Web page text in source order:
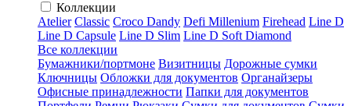
Коллекции
Atelier Classic Croco Dandy Defi Millenium Firehead Line D
Line D Capsule Line D Slim Line D Soft Diamond
Все коллекции
Бумажники/портмоне Визитницы Дорожные сумки
Ключницы Обложки для документов Органайзеры
Офисные принадлежности Папки для документов